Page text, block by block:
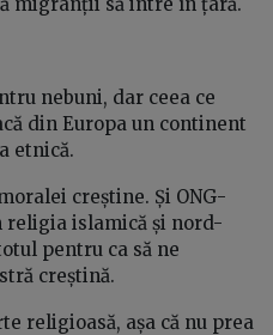
nebuni, dar ceea ce
din Europa un continent
etnică.
creștine. Și ONG-
religia islamică și nord-
pentru ca să ne
creștină.
religioasă, așa că nu prea